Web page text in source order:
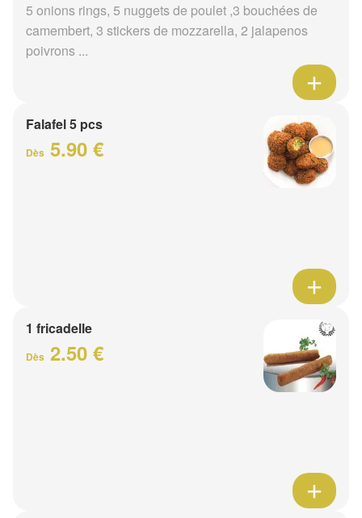
5 onions rings, 5 nuggets de poulet ,3 bouchées de
camembert, 3 stickers de mozzarella, 2 jalapenos
poivrons ...
Falafel 5 pcs
Dès 5.90 €
1 fricadelle
Dès 2.50 €